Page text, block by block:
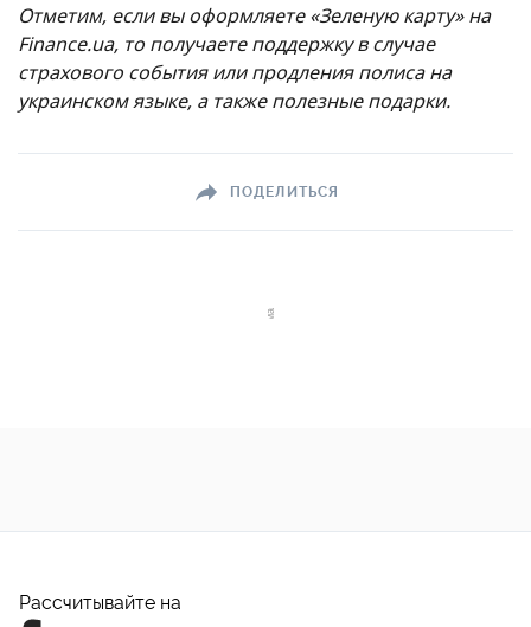
Отметим, если вы оформляете «Зеленую карту» на
Finance.ua, то получаете поддержку в случае
страхового события или продления полиса на
украинском языке, а также полезные подарки.
ПОДЕЛИТЬСЯ
Рассчитывайте на